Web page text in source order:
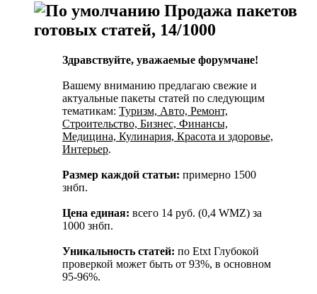
Продажа пакетов
готовых статей, 14/1000
Здравствуйте, уважаемые форумчане!
Вашему вниманию предлагаю свежие и
актуальные пакеты статей по следующим
тематикам: Туризм, Авто, Ремонт,
Строительство, Бизнес, Финансы,
Медицина, Кулинария, Красота и здоровье,
Интерьер.
Размер каждой статьи: примерно 1500
знбп.
Цена единая: всего 14 руб. (0,4 WMZ) за
1000 знбп.
Уникальность статей: по Etxt Глубокой
проверкой может быть от 93%, в основном
95-96%.